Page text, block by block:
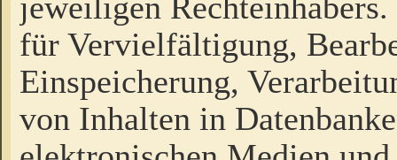
für Vervielfältigung,
Einspeicherung,
von Inhalten in